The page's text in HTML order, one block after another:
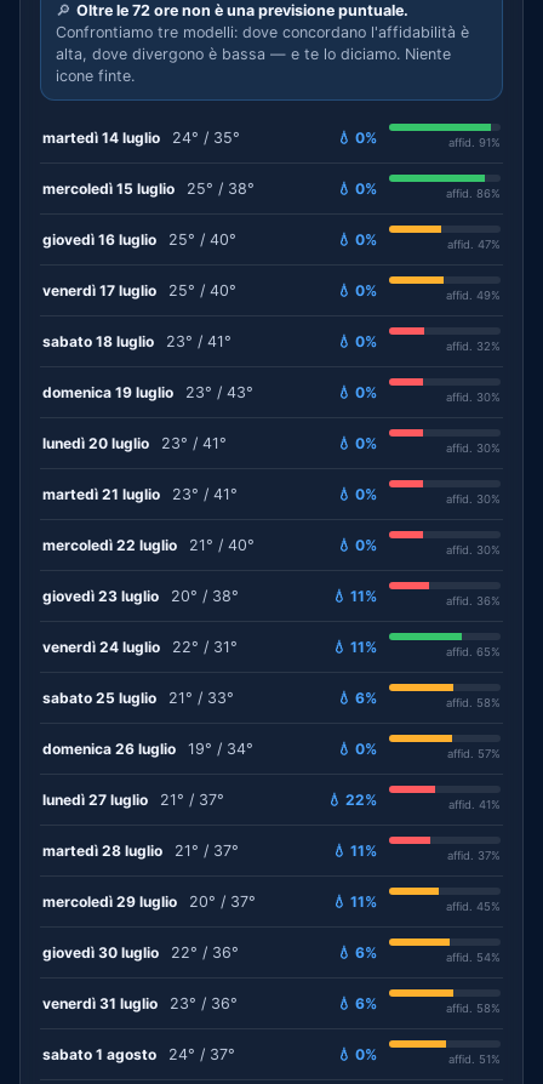
🔎 Oltre le 72 ore non è una previsione puntuale.
Confrontiamo tre modelli: dove concordano l'affidabilità è
alta, dove divergono è bassa — e te lo diciamo. Niente
icone finte.
martedì 14 luglio 24° / 35° 💧 0% affid. 91%
mercoledì 15 luglio 25° / 38° 💧 0% affid. 86%
giovedì 16 luglio 25° / 40° 💧 0% affid. 47%
venerdì 17 luglio 25° / 40° 💧 0% affid. 49%
sabato 18 luglio 23° / 41° 💧 0% affid. 32%
domenica 19 luglio 23° / 43° 💧 0% affid. 30%
lunedì 20 luglio 23° / 41° 💧 0% affid. 30%
martedì 21 luglio 23° / 41° 💧 0% affid. 30%
mercoledì 22 luglio 21° / 40° 💧 0% affid. 30%
giovedì 23 luglio 20° / 38° 💧 11% affid. 36%
venerdì 24 luglio 22° / 31° 💧 11% affid. 65%
sabato 25 luglio 21° / 33° 💧 6% affid. 58%
domenica 26 luglio 19° / 34° 💧 0% affid. 57%
lunedì 27 luglio 21° / 37° 💧 22% affid. 41%
martedì 28 luglio 21° / 37° 💧 11% affid. 37%
mercoledì 29 luglio 20° / 37° 💧 11% affid. 45%
giovedì 30 luglio 22° / 36° 💧 6% affid. 54%
venerdì 31 luglio 23° / 36° 💧 6% affid. 58%
sabato 1 agosto 24° / 37° 💧 0% affid. 51%